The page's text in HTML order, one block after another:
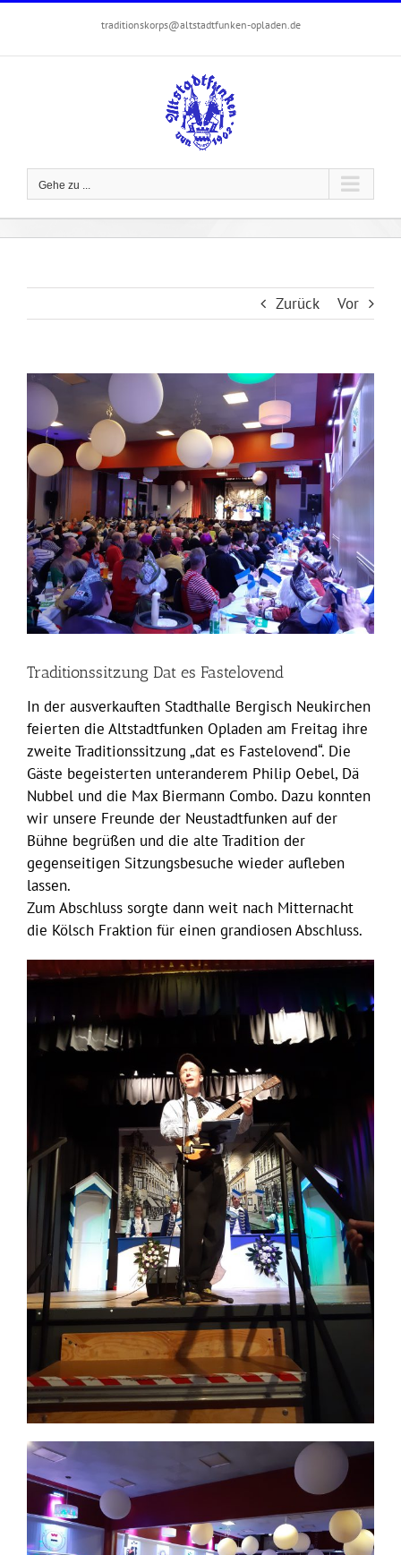
springen
traditionskorps@altstadtfunken-opladen.de
Gehe zu ...
Zurück Vor
Zeige
grösseres
Bild
Traditionssitzung Dat es Fastelovend
In der ausverkauften Stadthalle Bergisch Neukirchen
feierten die Altstadtfunken Opladen am Freitag ihre
zweite Traditionssitzung „dat es Fastelovend“. Die
Gäste begeisterten unteranderem Philip Oebel, Dä
Nubbel und die Max Biermann Combo. Dazu konnten
wir unsere Freunde der Neustadtfunken auf der
Bühne begrüßen und die alte Tradition der
gegenseitigen Sitzungsbesuche wieder aufleben
lassen.
Zum Abschluss sorgte dann weit nach Mitternacht
die Kölsch Fraktion für einen grandiosen Abschluss.